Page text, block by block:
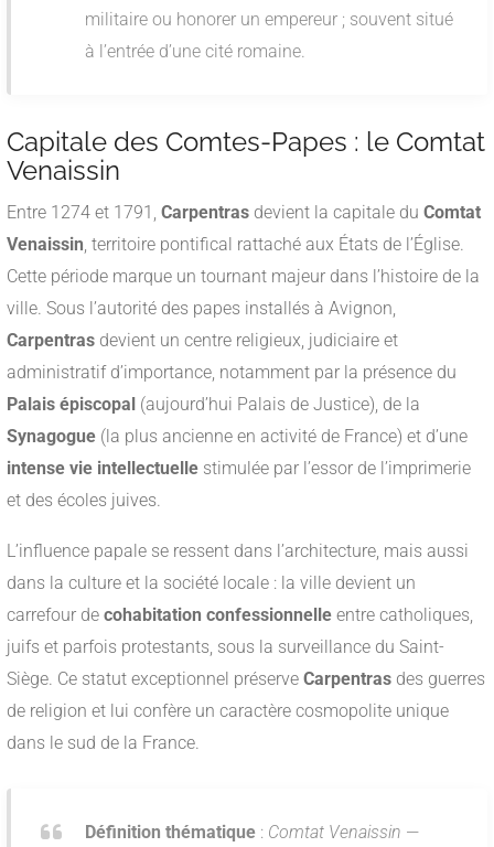
militaire ou honorer un empereur ; souvent situé
à l’entrée d’une cité romaine.
Capitale des Comtes-Papes : le Comtat
Venaissin
Entre 1274 et 1791, Carpentras devient la capitale du Comtat
Venaissin, territoire pontifical rattaché aux États de l’Église.
Cette période marque un tournant majeur dans l’histoire de la
ville. Sous l’autorité des papes installés à Avignon,
Carpentras devient un centre religieux, judiciaire et
administratif d’importance, notamment par la présence du
Palais épiscopal (aujourd’hui Palais de Justice), de la
Synagogue (la plus ancienne en activité de France) et d’une
intense vie intellectuelle stimulée par l’essor de l’imprimerie
et des écoles juives.
L’influence papale se ressent dans l’architecture, mais aussi
dans la culture et la société locale : la ville devient un
carrefour de cohabitation confessionnelle entre catholiques,
juifs et parfois protestants, sous la surveillance du Saint-
Siège. Ce statut exceptionnel préserve Carpentras des guerres
de religion et lui confère un caractère cosmopolite unique
dans le sud de la France.
Définition thématique : Comtat Venaissin —